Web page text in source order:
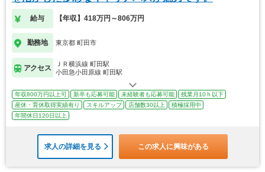
給与 【年収】418万円～806万円
勤務地 東京都 町田市
アクセス
ＪＲ横浜線 町田駅
小田急小田原線 町田駅
年収800万円以上可 新卒も応募可能 未経験者も応募可能
残業月10ｈ以下
産休・育休取得実績有り
スキルアップ 店舗数30以上
積極採用中
年間休日120日以上
求人の詳細を見る この求人に興味がある